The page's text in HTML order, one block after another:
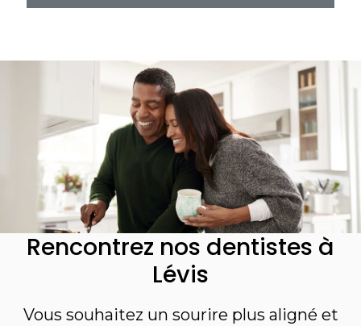
Rencontrez nos dentistes à
Lévis
Vous souhaitez un sourire plus aligné et